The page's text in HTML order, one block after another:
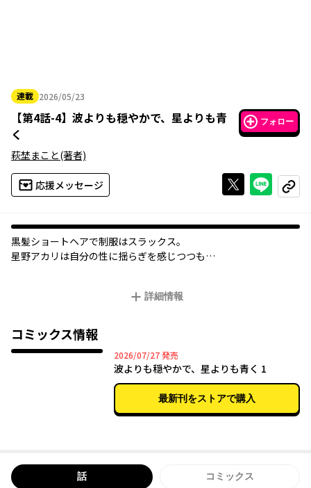
連載 2026/05/23
2026年05月23日
【第4話-4】 波よりも穏やかで、星よりも青
く
フォロー
萩埜まこと(著者)
応援メッセージ Xで投稿する
ライン
コピー
黒髪ショートヘアで制服はスラックス。
星野アカリは自分の性に揺らぎを感じつつも
世間は16歳に次々と選択を迫る――。
まだ何色でもない彼らの物語が
穏やかに染まり始める。
『熱帯魚は雪に焦がれる』の萩埜まことが描く
新機軸の青春ストーリー！
詳細情報
コミックス情報
2026/07/272026年07月27日
発売
波よりも穏やかで、星よりも青く 1
最新刊をストアで購入
話 コミックス